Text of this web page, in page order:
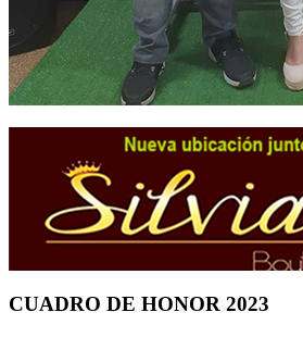
CUADRO DE HONOR 2023